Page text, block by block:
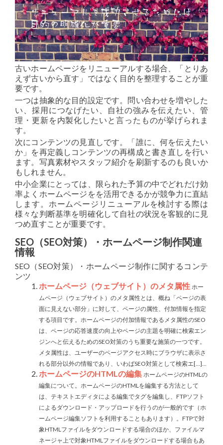
古いホームページをリニューアルする場合、「とりあ
えず古いから直す」ではなく目的を整理することが重
要です。
一つは抽象的な目的設定です。問い合わせを増やした
い、採用につなげたい、自社の強みを伝えたい、管
理・更新を内製化したいと言ったものが挙げられま
す。
次にコンテンツの見直しです。「誰に、何を伝えたい
か」を再定義しコンテンツの再構成と書き直しを行い
ます。写真素材やスタッフ紹介を刷新するのも良いか
もしれません。
中小企業にとっては、限られた予算の中でどれだけ効
率よくホームページをを活用できるかが競争力に直結
します。ホームページリニューアルを検討する際は
様々な判断基準を明確化して自社の状況を客観的に見
つめ直すことが重要です。
SEO（SEO対策）・ホームページ制作関連
情報
SEO（SEO対策）・ホームページ制作に関するコンテ
ンツ
ホームページ（ウェブサイト）のメタ属性 ホー
ムページ（ウェブサイト）のメタ属性とは、概ね「ページの表
面に見えない部分」に対して、ページの属性、付加情報を指定
する項目です。ホームページの付加情報であるメタ属性のSEO
は、ページの応答速度の向上やページの主題を明確に検索エン
ジンへと伝えるためのSEO対策のうち重要な施策の一つです。
メタ属性は、ユーザーのページアクセス時にブラウザに表示さ
れる部分以外の情報であり、いわばSEO対策として検索エ[...]...
ホームページのHTMLの編集 ホームページのHTMLの
編集について。ホームページのHTMLを編集する方法として
は、テキストエディタによる編集でタグを編集し、FTPソフト
によるダウンロード・アップロードを行うのが一般的です（ホ
ームページ編集ソフトを利用することもあります）。FTPで対
象HTMLファイルをダウンロードする場合のほか、ファイルマ
ネージャ上で対象HTMLファイルをダウンロードする場合もあ